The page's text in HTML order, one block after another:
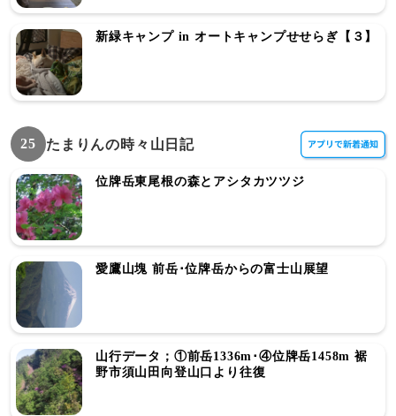
新緑キャンプ in オートキャンプせせらぎ【３】
25 たまりんの時々山日記
位牌岳東尾根の森とアシタカツツジ
愛鷹山塊 前岳･位牌岳からの富士山展望
山行データ；①前岳1336m･④位牌岳1458m 裾
野市須山田向登山口より往復